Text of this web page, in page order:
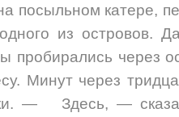
посыльном катере,
из ос­тровов.
пробирались через
Минут через
— Здесь, —